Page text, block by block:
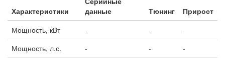
Характеристики
данные
Тюнинг
Прирост
Мощность, кВт
- -
-
Мощность, л.с.
- -
-